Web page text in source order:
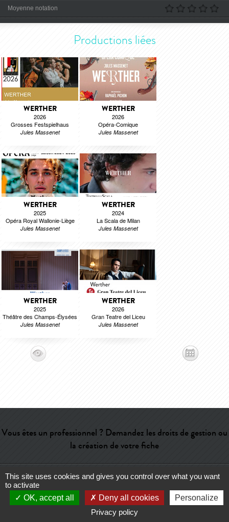
Moyenne notation
Productions liées
WERTHER
2026
Grosses Festspielhaus
Jules Massenet
WERTHER
2026
Opéra-Comique
Jules Massenet
WERTHER
2025
Opéra Royal Wallonie-Liège
Jules Massenet
WERTHER
2024
La Scala de Milan
Jules Massenet
WERTHER
2025
Théâtre des Champs-Élysées
Jules Massenet
WERTHER
2026
Gran Teatre del Liceu
Jules Massenet
Vous êtes un professionnel ? Demandez les droits de gestion ou
la création de votre fiche
Aide-Contact-Admin-Lexique-CGU-Qui sommes-nous ?-
This site uses cookies and gives you control over what you want
to activate
OK, accept all
Deny all cookies
Personalize
Privacy policy